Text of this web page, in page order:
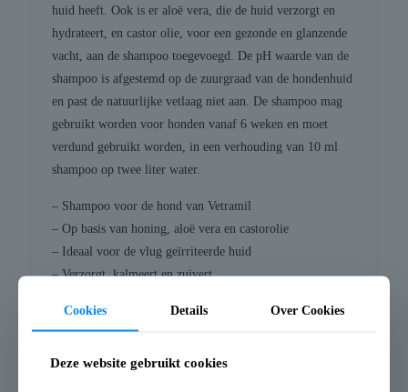
huid heeft. Ook is er aloë vera, die de huid verzorgt en
hydrateert, en castor olie, voor een gezonde en glanzende
vacht, aan de shampoo toegevoegd. De pH waarde van de
shampoo is afgestemd op de zuurgraad van de hondenhuid
en past de natuurlijke vetlaag niet aan. De shampoo mag
gebruikt worden voor honden vanaf 6 weken en moet
verdund gebruikt worden, in een verhouding van 10 ml
shampoo op twee liter water.
– Shampoo voor de hond van Vetramil
– Op basis van honing, aloë vera en castorolie
– Ideaal voor de vlug geïrriteerde huid
– Verzorgt, kalmeert en zuivert
Inhoud: 150 ml
Cookies Details Over Cookies
Deze website gebruikt cookies